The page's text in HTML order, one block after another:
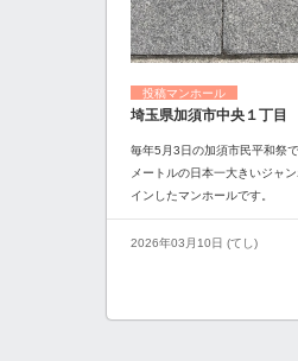
投稿マンホール
埼玉県加須市中央１丁
毎年5月3日の加須市民平和祭
メートルの日本一大きいジャ
インしたマンホールです。
2026年03月10日 (てし)